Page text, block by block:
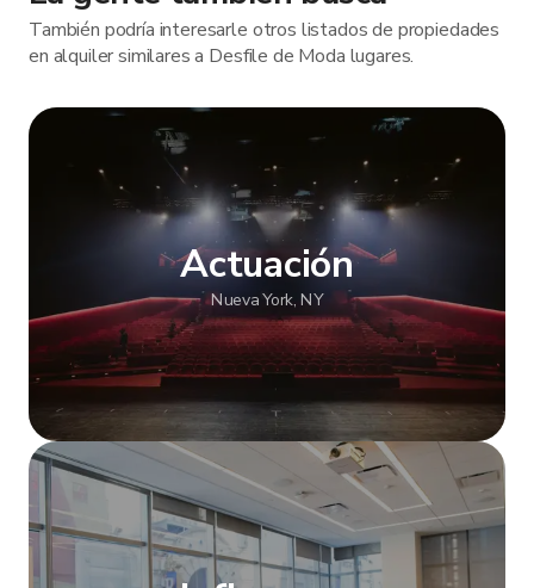
También podría interesarle otros listados de propiedades
en alquiler similares a Desfile de Moda lugares.
Actuación
Nueva York, NY
Mostrar más